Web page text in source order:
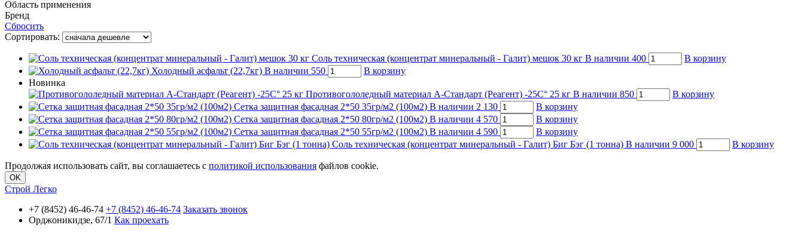
Область применения
Бренд
Сбросить
Сортировать:
Соль техническая (концентрат минеральный - Галит) мешок 30 кг В наличии 400
В корзину
Холодный асфальт (22,7кг) В наличии 550
В корзину
Новинка
Противогололедный материал А-Стандарт (Реагент) -25С° 25 кг В наличии 850
В корзину
Сетка защитная фасадная 2*50 35гр/м2 (100м2) В наличии 2 130
В корзину
Сетка защитная фасадная 2*50 80гр/м2 (100м2) В наличии 4 570
В корзину
Сетка защитная фасадная 2*50 55гр/м2 (100м2) В наличии 4 590
В корзину
Соль техническая (концентрат минеральный - Галит) Биг Бэг (1 тонна) В наличии 9 000 В корзину
Продолжая использовать сайт, вы соглашаетесь с политикой использования файлов cookie.
OK
Строй Легко
+7 (8452) 46-46-74 +7 (8452) 46-46-74 Заказать звонок
Орджоникидзе, 67/1 Как проехать